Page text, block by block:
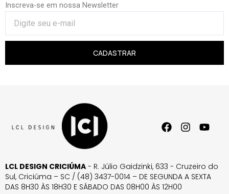
Inscreva-se em nossa Newsletter
CADASTRAR
LCL DESIGN CRICIÚMA - R. Júlio Gaidzinki, 633 - Cruzeiro do
Sul, Criciúma – SC / (48) 3437-0014 – DE SEGUNDA A SEXTA
DAS 8H30 ÀS 18H30 E SÁBADO DAS 08H00 ÀS 12H00